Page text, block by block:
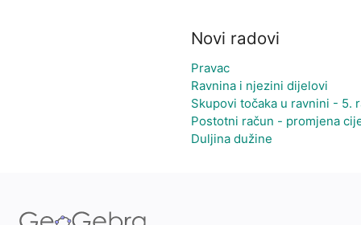
Novi radovi
Pravac
Ravnina i njezini dijelovi
Skupovi točaka u ravnini - 5.
Postotni račun - promjena
Duljina dužine